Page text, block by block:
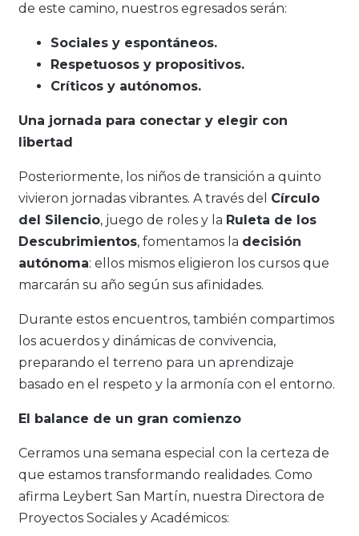
de este camino, nuestros egresados serán:
Sociales y espontáneos.
Respetuosos y propositivos.
Críticos y autónomos.
Una jornada para conectar y elegir con
libertad
Posteriormente, los niños de transición a quinto
vivieron jornadas vibrantes. A través del Círculo
del Silencio, juego de roles y la Ruleta de los
Descubrimientos, fomentamos la decisión
autónoma: ellos mismos eligieron los cursos que
marcarán su año según sus afinidades.
Durante estos encuentros, también compartimos
los acuerdos y dinámicas de convivencia,
preparando el terreno para un aprendizaje
basado en el respeto y la armonía con el entorno.
El balance de un gran comienzo
Cerramos una semana especial con la certeza de
que estamos transformando realidades. Como
afirma Leybert San Martín, nuestra Directora de
Proyectos Sociales y Académicos: